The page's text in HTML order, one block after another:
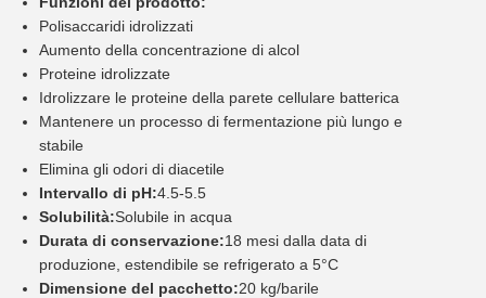
Polisaccaridi idrolizzati
Aumento della concentrazione di alcol
Proteine idrolizzate
Idrolizzare le proteine della parete cellulare batterica
Mantenere un processo di fermentazione più lungo e
stabile
Elimina gli odori di diacetile
Intervallo di pH:4.5-5.5
Solubilità:Solubile in acqua
Durata di conservazione:18 mesi dalla data di
produzione, estendibile se refrigerato a 5°C
Dimensione del pacchetto:20 kg/barile